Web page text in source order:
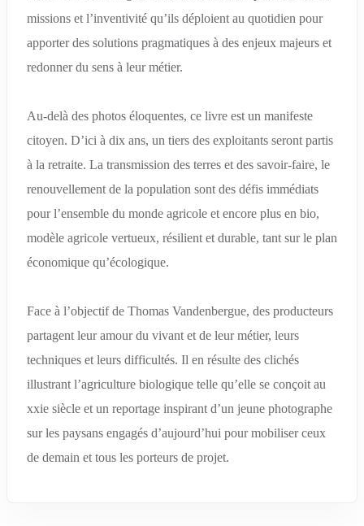
missions et l’inventivité qu’ils déploient au quotidien pour
apporter des solutions pragmatiques à des enjeux majeurs et
redonner du sens à leur métier.
Au-delà des photos éloquentes, ce livre est un manifeste
citoyen. D’ici à dix ans, un tiers des exploitants seront partis
à la retraite. La transmission des terres et des savoir-faire, le
renouvellement de la population sont des défis immédiats
pour l’ensemble du monde agricole et encore plus en bio,
modèle agricole vertueux, résilient et durable, tant sur le plan
économique qu’écologique.
Face à l’objectif de Thomas Vandenbergue, des producteurs
partagent leur amour du vivant et de leur métier, leurs
techniques et leurs difficultés. Il en résulte des clichés
illustrant l’agriculture biologique telle qu’elle se conçoit au
xxie siècle et un reportage inspirant d’un jeune photographe
sur les paysans engagés d’aujourd’hui pour mobiliser ceux
de demain et tous les porteurs de projet.